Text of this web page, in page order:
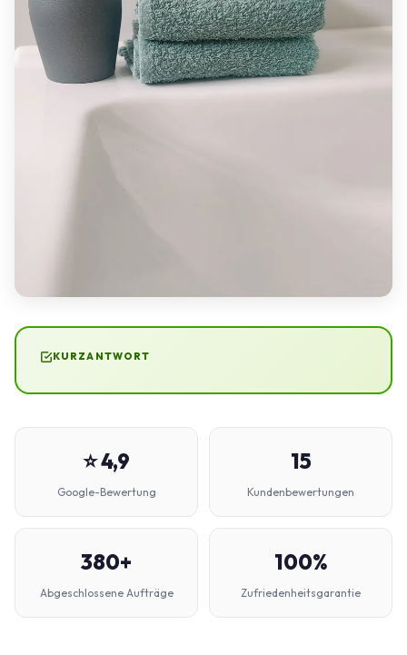
KURZANTWORT
⭐ 4,9
Google-Bewertung
15
Kundenbewertungen
380+
Abgeschlossene Aufträge
100%
Zufriedenheitsgarantie